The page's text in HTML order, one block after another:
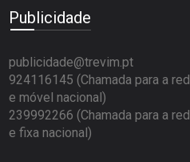
Publicidade
publicidade@trevim.pt
924116145 (Chamada para a red
e móvel nacional)
239992266 (Chamada para a red
e fixa nacional)